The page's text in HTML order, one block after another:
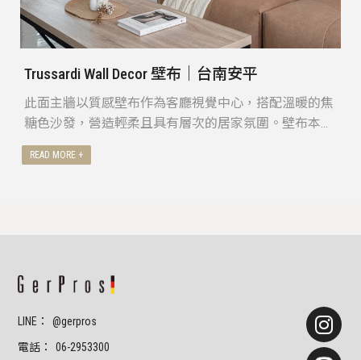
Trussardi Wall Decor 壁布｜台南安平
此面主牆以質感壁布作為客廳視覺中心，搭配溫暖的焦
糖色沙發，營造輕柔且具有層次的居家氛圍。壁布本身
具有獨特手作肌理感，使空間在柔和中保有細節，不會
因為淺色調而顯得單薄。
@gerpros
06-2953300